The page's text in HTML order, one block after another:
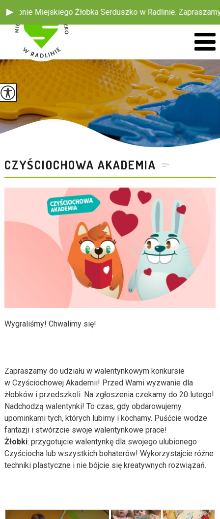
Miejskiego Żłobka Serduszko w Radlinie. Zapraszamy
CZYŚCIOCHOWA AKADEMIA
Wygraliśmy! Chwalimy się!
Zapraszamy do udziału w walentynkowym konkursie
w Czyściochowej Akademii! Przed Wami wyzwanie dla
żłobków i przedszkoli. Na zgłoszenia czekamy do 20 lutego!
Nadchodzą walentynki! To czas, gdy obdarowujemy
upominkami tych, których lubimy i kochamy. Puśćcie wodze
fantazji i stwórzcie swoje walentynkowe prace!
Żłobki: przygotujcie walentynkę dla swojego ulubionego
Czyściocha lub wszystkich bohaterów! Wykorzystajcie różne
techniki plastyczne i nie bójcie się kreatywnych rozwiązań.